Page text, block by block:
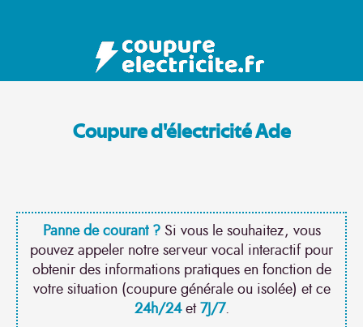
Coupure d'électricité Ade
Panne de courant ?Si vous le souhaitez, vous
pouvez appeler notre serveur vocal interactif pour
obtenir des informations pratiques en fonction de
votre situation (coupure générale ou isolée) et ce
24h/24et7J/7.